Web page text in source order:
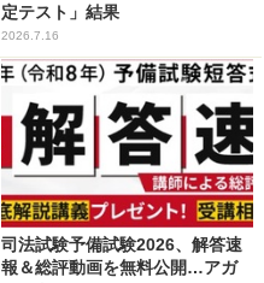
定テスト」結果
2026.7.16
司法試験予備試験2026、解答速
報＆総評動画を無料公開…アガ